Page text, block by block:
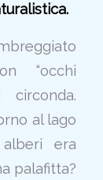
“occhi
circonda.
al lago
era
palafitta?